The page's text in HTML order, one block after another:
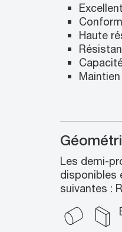
Haute
Les demi-
disponibles
suivantes :